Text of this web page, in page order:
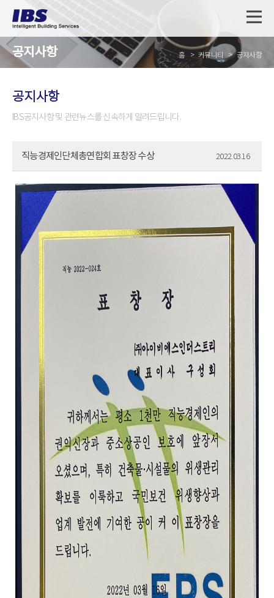
공지사항 홈 커뮤니티 공지사항
공지사항
IBS공지사항 및 관련뉴스를 신속하게 알려드립니다.
직능경제인단체총연합회 표창장 수상 2022.03.16